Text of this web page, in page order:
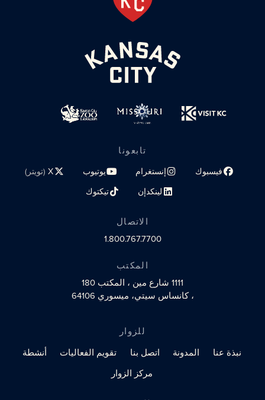
تابعونا
فيسبوك
رابط الملف الشخصي على مواقع التواصل الاجتماعي
إنستغرام
رابط الملف الشخصي على مواقع التواصل الاجتماعي
يوتيوب
رابط الملف الشخصي على مواقع
X (تويتر)
رابط الملف
لينكدإن
رابط الملف الشخصي على مواقع التواصل الاجتماعي
تيكتوك
رابط الملف الشخصي على مواقع
الاتصال
1.800.767.7700
المكتب
1111 شارع مين
، المكتب 180
، كانساس سيتي، ميسوري 64106
للزوار
نبذة عنا
المدونة اتصل بنا تقويم الفعاليات
أنشطة
مركز الزوار